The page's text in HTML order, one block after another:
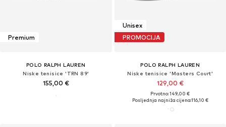
Premium
POLO RALPH LAUREN
Niske tenisice 'TRN 89'
155,00 €
Unisex
PROMOCIJA
POLO RALPH LAUREN
Niske tenisice 'Masters Court'
129,00 €
Prvotno: 149,00 €
Posljednja najniža cijena:116,10 €